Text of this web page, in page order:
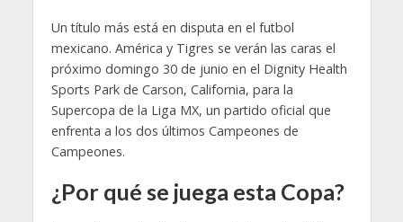
Un título más está en disputa en el futbol
mexicano. América y Tigres se verán las caras el
próximo domingo 30 de junio en el Dignity Health
Sports Park de Carson, California, para la
Supercopa de la Liga MX, un partido oficial que
enfrenta a los dos últimos Campeones de
Campeones.
¿Por qué se juega esta Copa?